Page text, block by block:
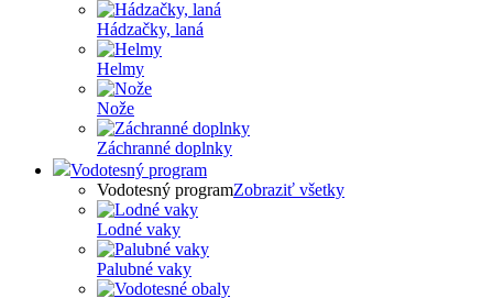
Hádzačky, laná
Helmy
Nože
Záchranné doplnky
Vodotesný program
Vodotesný programZobraziť všetky
Lodné vaky
Palubné vaky